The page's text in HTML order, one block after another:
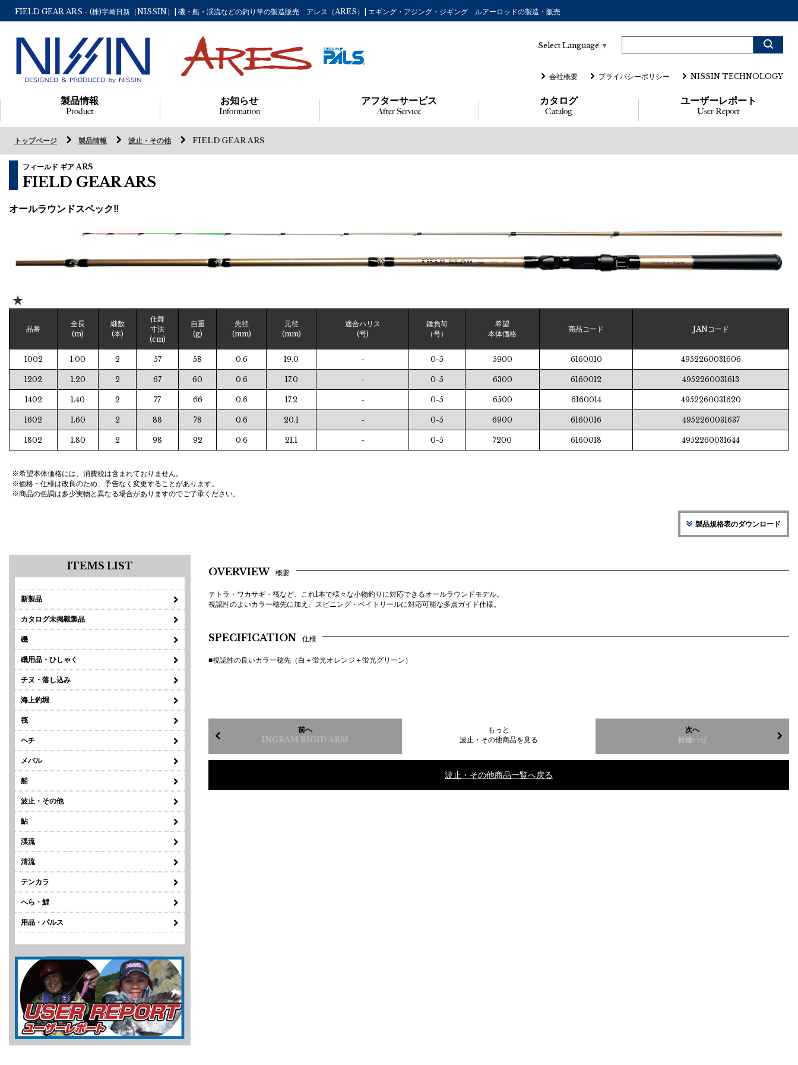
FIELD GEAR ARS - (株)宇崎日新（NISSIN）| 磯・船・渓流などの釣り竿の製造販売 アレス（ARES）| エギング・アジング・ジギング ルアーロッドの製造・販売
Select Language ▼
会社概要 プライバシーポリシー NISSIN TECHNOLOGY
製品情報
Product
お知らせ
Information
アフターサービス
After Service
カタログ
Catalog
ユーザーレポート
User Report
トップページ 製品情報 波止・その他 FIELD GEAR ARS
フィールド ギア ARS
FIELD GEAR ARS
オールラウンドスペック‼
★
品番
全長
(m)
継数
(本)
仕舞
寸法
(cm)
自重
(g)
先径
(mm)
元径
(mm)
適合ハリス
(号)
錘負荷
（号）
希望
本体価格
商品コード JANコード
1002 1.00 2 57 58 0.6 19.0 - 0-5 5900 6160010 4952260031606
1202 1.20 2 67 60 0.6 17.0 - 0-5 6300 6160012 4952260031613
1402 1.40 2 77 66 0.6 17.2 - 0-5 6500 6160014 4952260031620
1602 1.60 2 88 78 0.6 20.1 - 0-5 6900 6160016 4952260031637
1802 1.80 2 98 92 0.6 21.1 - 0-5 7200 6160018 4952260031644
※希望本体価格には、消費税は含まれておりません。
※価格・仕様は改良のため、予告なく変更することがあります。
※商品の色調は多少実物と異なる場合がありますのでご了承ください。
製品規格表のダウンロード
ITEMS LIST
新製品
カタログ未掲載製品
磯
磯用品・ひしゃく
チヌ・落し込み
海上釣堀
筏
ヘチ
メバル
船
波止・その他
鮎
渓流
清流
テンカラ
へら・鯉
用品・パルス
OVERVIEW 概要
テトラ・ワカサギ・筏など、これ1本で様々な小物釣りに対応できるオールラウンドモデル。
視認性のよいカラー穂先に加え、スピニング・ベイトリールに対応可能な多点ガイド仕様。
SPECIFICATION 仕様
■視認性の良いカラー穂先（白＋蛍光オレンジ＋蛍光グリーン）
前へ
INGRAM RIGID ARM
もっと
波止・その他商品を見る
次へ
軽極ハゼ
波止・その他商品一覧へ戻る